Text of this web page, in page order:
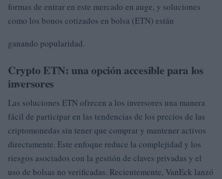
formas de entrar en este mercado en auge, y soluciones
como los bonos cotizados en bolsa (ETN) están
ganando popularidad.
Crypto ETN: una opción accesible para los
inversores
Las soluciones ETN ofrecen a los inversores una manera
fácil de participar en las tendencias de los precios de las
criptomonedas sin tener que comprar y mantener activos
directamente. Este enfoque reduce la complejidad y los
riesgos asociados con la gestión de claves privadas y el
uso de bolsas no verificadas. Recientemente, VanEck lanzó